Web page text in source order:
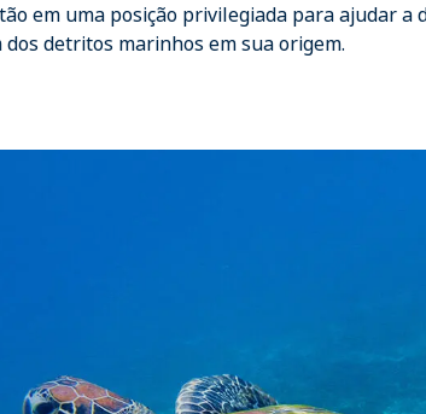
em uma posição privilegiada para ajudar a
detritos marinhos em sua origem.